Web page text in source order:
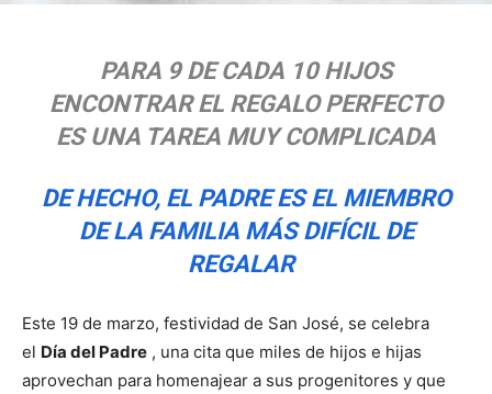
PARA 9 DE CADA 10 HIJOS
ENCONTRAR EL REGALO PERFECTO
ES UNA TAREA MUY COMPLICADA
DE HECHO, EL PADRE ES EL MIEMBRO
DE LA FAMILIA MÁS DIFÍCIL DE
REGALAR
Este 19 de marzo, festividad de San José, se celebra
el Día del Padre , una cita que miles de hijos e hijas
aprovechan para homenajear a sus progenitores y que